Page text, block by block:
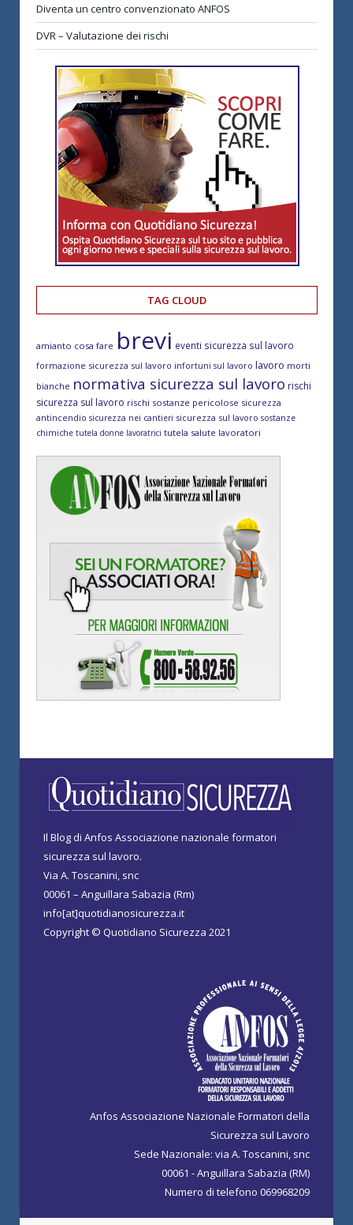
Diventa un centro convenzionato ANFOS
DVR – Valutazione dei rischi
TAG CLOUD
amianto cosa fare brevi eventi sicurezza sul lavoro
formazione sicurezza sul lavoro infortuni sul lavoro lavoro morti
bianche normativa sicurezza sul lavoro rischi
sicurezza sul lavoro rischi sostanze pericolose sicurezza
antincendio sicurezza nei cantieri sicurezza sul lavoro sostanze
chimiche tutela donne lavoratrici tutela salute lavoratori
Il Blog di Anfos Associazione nazionale formatori
sicurezza sul lavoro.
Via A. Toscanini, snc
00061 – Anguillara Sabazia (Rm)
info[at]quotidianosicurezza.it
Copyright © Quotidiano Sicurezza 2021
Anfos Associazione Nazionale Formatori della
Sicurezza sul Lavoro
Sede Nazionale: via A. Toscanini, snc
00061 - Anguillara Sabazia (RM)
Numero di telefono 069968209